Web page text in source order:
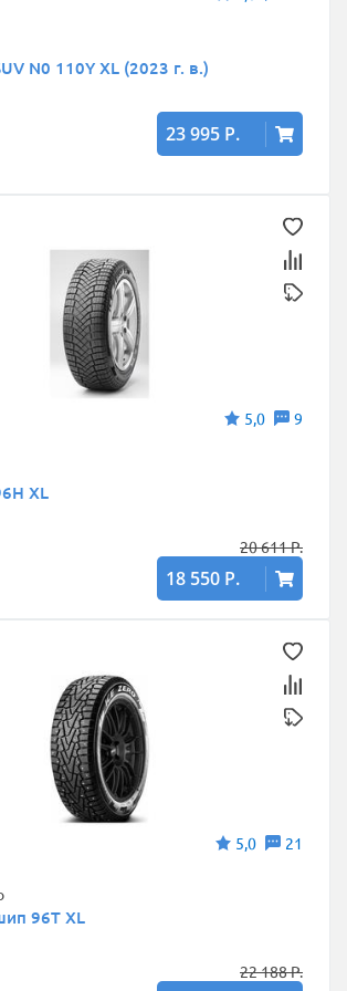
N0 110Y XL (2023 г. в.)
23 995 Р.
5,0
9
XL
20 611 Р.
18 550 Р.
5,0
21
96T XL
22 188 Р.